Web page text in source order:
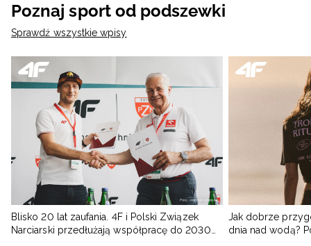
Poznaj sport od podszewki
Sprawdź wszystkie wpisy
Blisko 20 lat zaufania. 4F i Polski Związek
Narciarski przedłużają współpracę do 2030
Jak dobrze
dnia nad wodą?